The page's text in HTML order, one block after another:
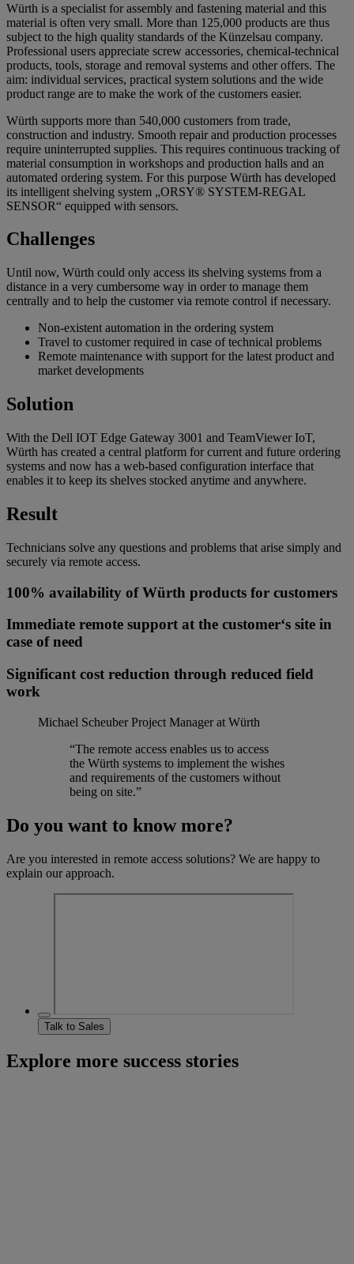
Würth is a specialist for assembly and fastening material and this
material is often very small. More than 125,000 products are thus
subject to the high quality standards of the Künzelsau company.
Professional users appreciate screw accessories, chemical-technical
products, tools, storage and removal systems and other offers. The
aim: individual services, practical system solutions and the wide
product range are to make the work of the customers easier.
Würth supports more than 540,000 customers from trade,
construction and industry. Smooth repair and production processes
require uninterrupted supplies. This requires continuous tracking of
material consumption in workshops and production halls and an
automated ordering system. For this purpose Würth has developed
its intelligent shelving system „ORSY® SYSTEM-REGAL
SENSOR“ equipped with sensors.
Challenges
Until now, Würth could only access its shelving systems from a
distance in a very cumbersome way in order to manage them
centrally and to help the customer via remote control if necessary.
Non-existent automation in the ordering system
Travel to customer required in case of technical problems
Remote maintenance with support for the latest product and
market developments
Solution
With the Dell IOT Edge Gateway 3001 and TeamViewer IoT,
Würth has created a central platform for current and future ordering
systems and now has a web-based configuration interface that
enables it to keep its shelves stocked anytime and anywhere.
Result
Technicians solve any questions and problems that arise simply and
securely via remote access.
100% availability of Würth products for customers
Immediate remote support at the customer‘s site in
case of need
Significant cost reduction through reduced field
work
Michael Scheuber Project Manager at Würth
“The remote access enables us to access
the Würth systems to implement the wishes
and requirements of the customers without
being on site.”
Do you want to know more?
Are you interested in remote access solutions? We are happy to
explain our approach.
Talk to Sales
Explore more success stories